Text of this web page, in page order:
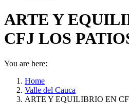
ARTE Y
CFJ LOS
You are here:
Home
Valle del Cauca
ARTE Y EQUILIBRIO EN